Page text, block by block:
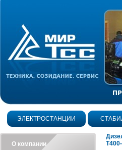
ЭЛЕКТРОСТАНЦИИ
О компании